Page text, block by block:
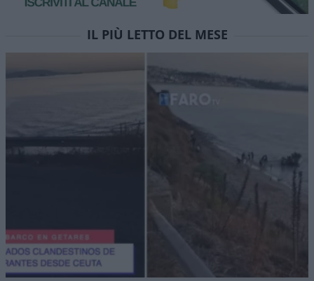
IL PIÙ LETTO DEL MESE